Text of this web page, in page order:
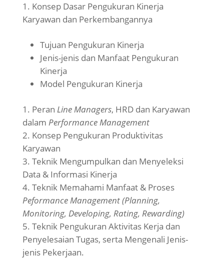
Konsep Dasar Pengukuran Kinerja
Karyawan dan Perkembangannya
Tujuan Pengukuran Kinerja
Jenis-jenis dan Manfaat Pengukuran
Kinerja
Model Pengukuran Kinerja
Peran Line Managers, HRD dan Karyawan
dalam Performance Management
Konsep Pengukuran Produktivitas
Karyawan
Teknik Mengumpulkan dan Menyeleksi
Data & Informasi Kinerja
Teknik Memahami Manfaat & Proses
Peformance Management (Planning,
Monitoring, Developing, Rating, Rewarding)
Teknik Pengukuran Aktivitas Kerja dan
Penyelesaian Tugas, serta Mengenali Jenis-
jenis Pekerjaan.